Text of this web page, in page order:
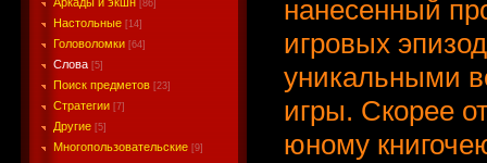
[86]
Настольные [14]
Головоломки [64]
Слова [5]
Поиск предметов [23]
Стратегии [7]
Другие [5]
Многопользовательские [9]
нанесенный
игровых
уникальными
игры. Скорее
юному